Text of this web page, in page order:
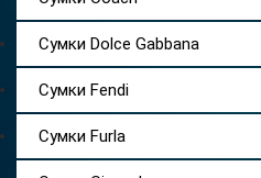
Сумки Dolce Gabbana
Сумки Fendi
Сумки Furla